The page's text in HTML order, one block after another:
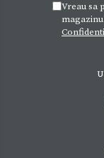
Vreau sa